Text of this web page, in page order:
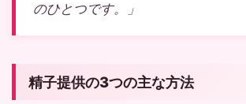
のひとつです。」
精子提供の3つの主な方法